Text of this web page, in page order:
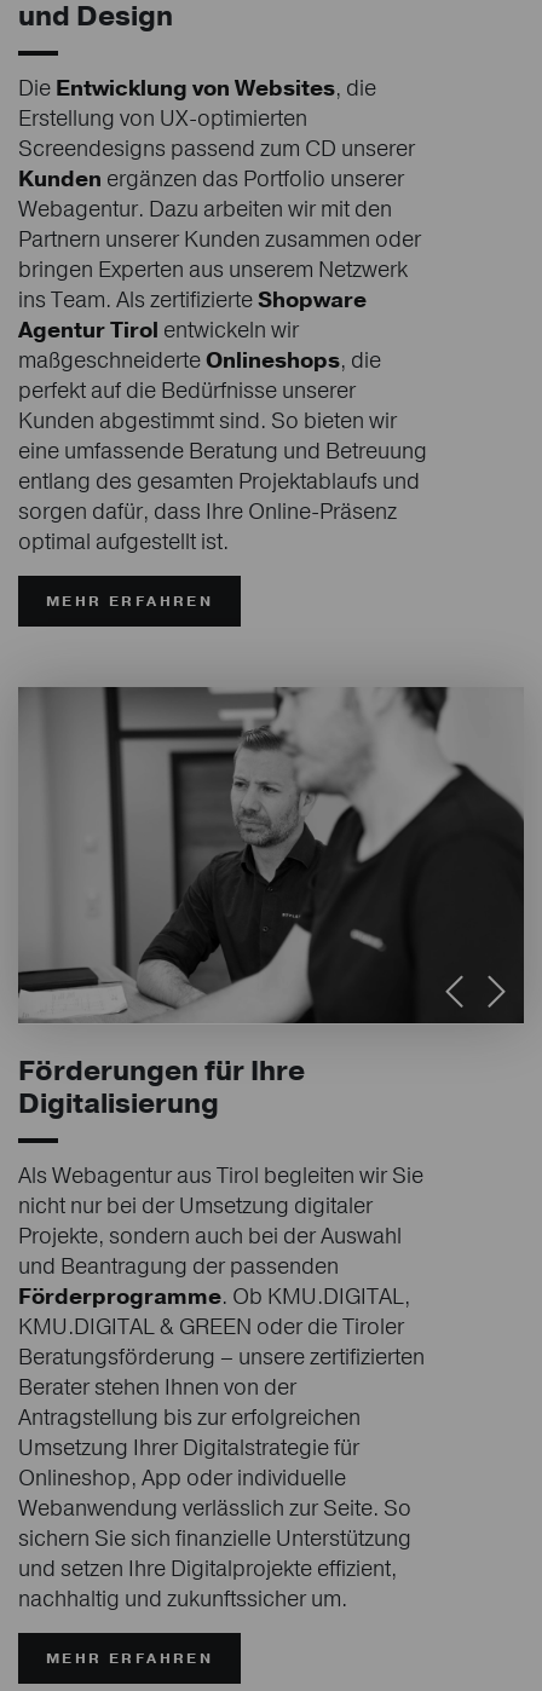
und Design
Die Entwicklung von Websites, die
Erstellung von UX-optimierten
Screendesigns passend zum CD unserer
Kunden ergänzen das Portfolio unserer
Webagentur. Dazu arbeiten wir mit den
Partnern unserer Kunden zusammen oder
bringen Experten aus unserem Netzwerk
ins Team. Als zertifizierteShopware
Agentur Tirol entwickeln wir
maßgeschneiderteOnlineshops, die
perfekt auf die Bedürfnisse unserer
Kunden abgestimmt sind. So bieten wir
eine umfassende Beratung und Betreuung
entlang des gesamten Projektablaufs und
sorgen dafür, dass Ihre Online-Präsenz
optimal aufgestellt ist.
MEHR ERFAHREN
Förderungen für Ihre
Digitalisierung
Als Webagentur aus Tirol begleiten wir Sie
nicht nur bei der Umsetzung digitaler
Projekte, sondern auch bei der Auswahl
und Beantragung der passenden
Förderprogramme. Ob KMU.DIGITAL,
KMU.DIGITAL & GREEN oder die Tiroler
Beratungsförderung – unsere zertifizierten
Berater stehen Ihnen von der
Antragstellung bis zur erfolgreichen
Umsetzung Ihrer Digitalstrategie für
Onlineshop, App oder individuelle
Webanwendung verlässlich zur Seite. So
sichern Sie sich finanzielle Unterstützung
und setzen Ihre Digitalprojekte effizient,
nachhaltig und zukunftssicher um.
MEHR ERFAHREN